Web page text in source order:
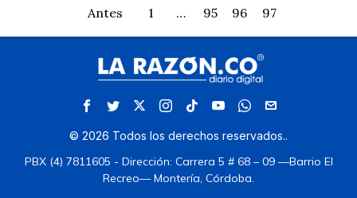
Antes 1 … 95 96 97
© 2026 Todos los derechos reservados..
PBX (4) 7811605 - Dirección: Carrera 5 # 68 – 09 —Barrio El
Recreo— Montería, Córdoba.